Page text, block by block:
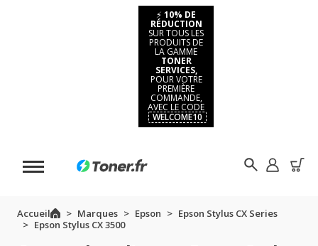
⚡ 10% DE
RÉDUCTION
SUR TOUS LES
PRODUITS DE
LA GAMME
TONER
SERVICES,
POUR VOTRE
PREMIÈRE
COMMANDE,
AVEC LE CODE
WELCOME10
Accueil Marques Epson
Epson Stylus CX Series
Epson Stylus CX 3500